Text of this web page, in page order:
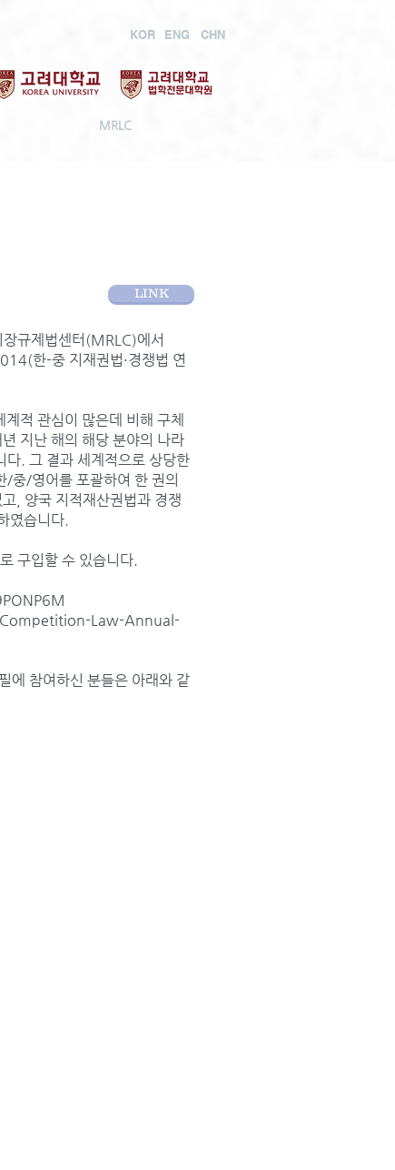
KOR ENG CHN
MRLC
LINK
규제법센터(MRLC)에서
한-중 지재권법·경쟁법 연
적 관심이 많은데 비해 구체
지난 해의 해당 분야의 나라
. 그 결과 세계적으로 상당한
/중/영어를 포괄하여 한 권의
, 양국 지적재산권법과 경쟁
였습니다.
구입할 수 있습니다.
Law-Annual-
참여하신 분들은 아래와 같